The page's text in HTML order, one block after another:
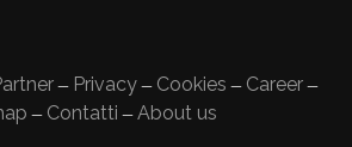
— Privacy — Cookies — Career —
— Contatti — About us